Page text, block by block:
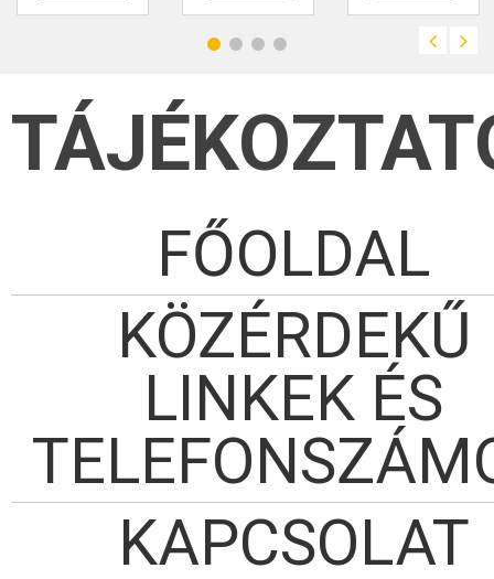
és nyirokmasszázs,
40 perces előadás
FŐOLDAL
KÖZÉRDEKŰ
LINKEK ÉS
KAPCSOLAT